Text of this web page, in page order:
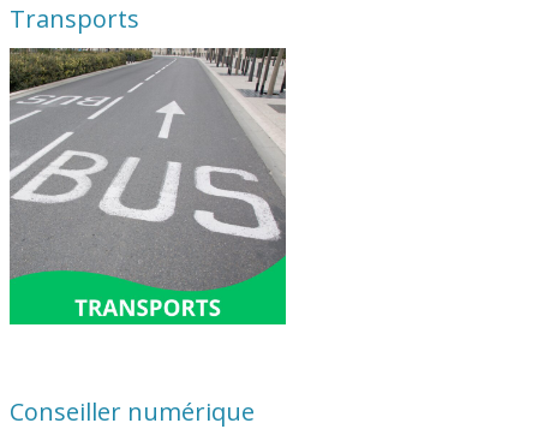
Transports
Conseiller numérique